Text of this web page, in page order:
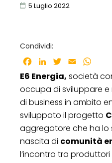
5 Luglio 2022
Condividi:
Facebook
LinkedInTwitter
Email
E6 Energia, società
occupa di sviluppare e
di business in ambito
sviluppato il progetto
aggregatore che ha lo
nascita di comunità
l’incontro tra